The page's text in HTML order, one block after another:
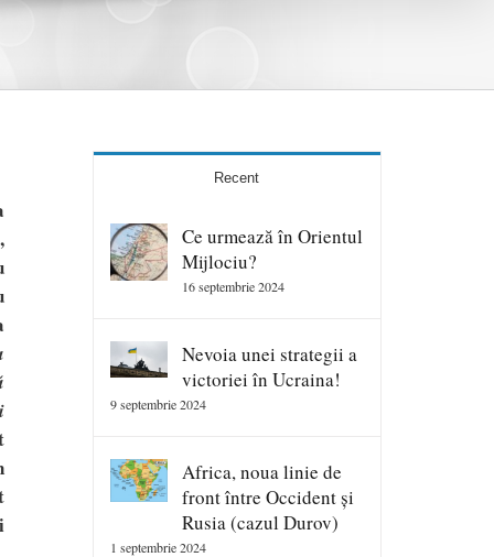
i
Recent
Ce urmează în Orientul
Mijlociu?
16 septembrie 2024
Nevoia unei strategii a
victoriei în Ucraina!
9 septembrie 2024
Africa, noua linie de
front între Occident și
Rusia (cazul Durov)
1 septembrie 2024